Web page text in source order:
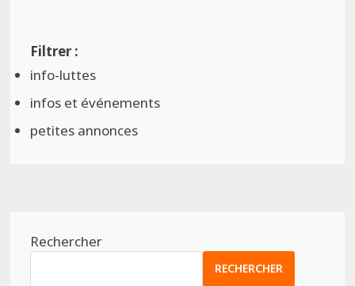
info-luttes
infos et événements
petites annonces
Rechercher
RECHERCHER